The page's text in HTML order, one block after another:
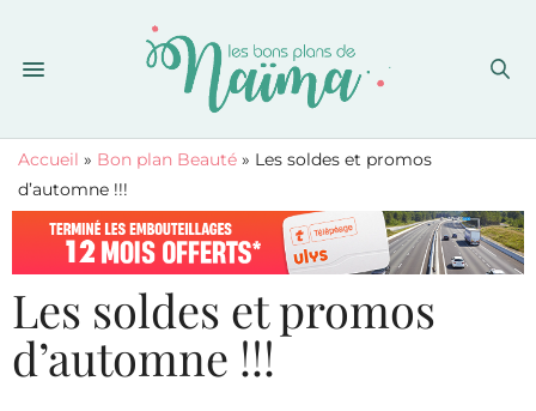
Accueil » Bon plan Beauté » Les soldes et promos
d’automne !!!
Les soldes et promos
d’automne !!!